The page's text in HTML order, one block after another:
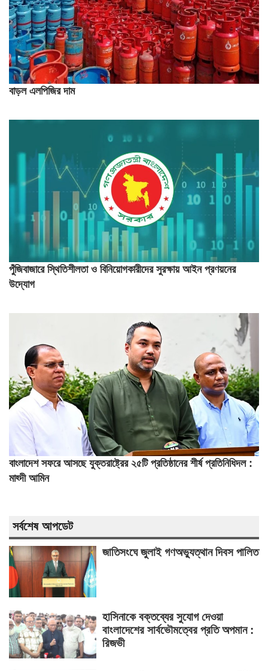
বাড়ল এলপিজির দাম
পুঁজিবাজারে স্থিতিশীলতা ও বিনিয়োগকারীদের সুরক্ষায় আইন প্রণয়নের
উদ্যোগ
বাংলাদেশ সফরে আসছে যুক্তরাষ্ট্রের ২৫টি প্রতিষ্ঠানের শীর্ষ প্রতিনিধিদল :
মাহ্দী আমিন
সর্বশেষ আপডেট
জাতিসংঘে জুলাই গণঅভ্যুত্থান দিবস পালিত
হাসিনাকে বক্তব্যের সুযোগ দেওয়া
বাংলাদেশের সার্বভৌমত্বের প্রতি অপমান :
রিজভী